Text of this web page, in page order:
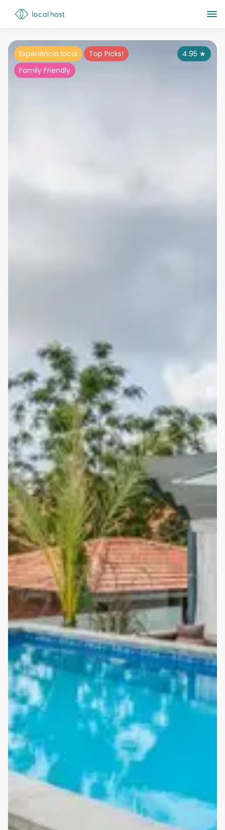
4.95 ★
Experiência local
Top Picks!
Family Friendly